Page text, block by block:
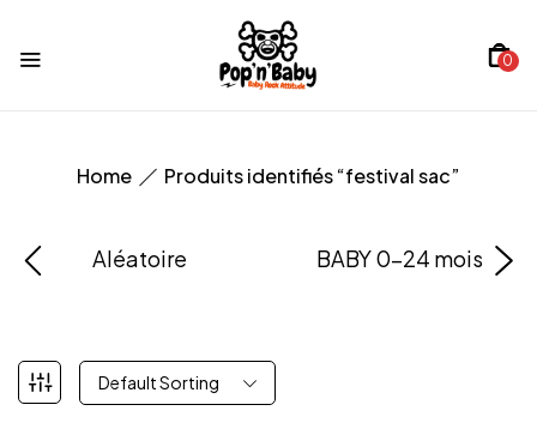
0
Home Produits identifiés “festival sac”
Aléatoire BABY 0-24 mois
Default Sorting